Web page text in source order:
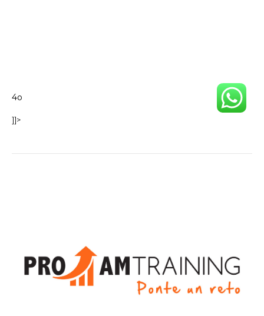
4o
]]>